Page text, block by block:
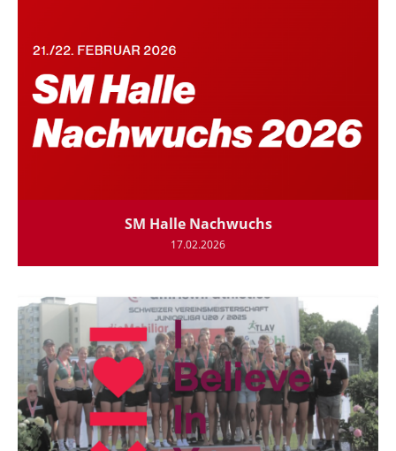
SM Halle Nachwuchs
17.02.2026